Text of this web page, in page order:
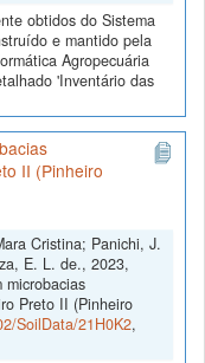
obtidos do Sistema
e mantido pela
Agropecuária
'Inventário das
II (Pinheiro
Cristina; Panichi, J.
E. L. de., 2023,
microbacias
Preto II (Pinheiro
SoilData/21H0K2,